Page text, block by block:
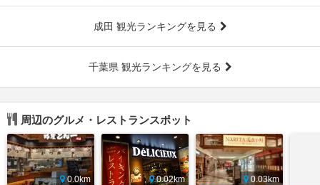
成田 観光ランキングを見る
千葉県 観光ランキングを見る
周辺のグルメ・レストランスポット
0.0km
0.02km
0.03km